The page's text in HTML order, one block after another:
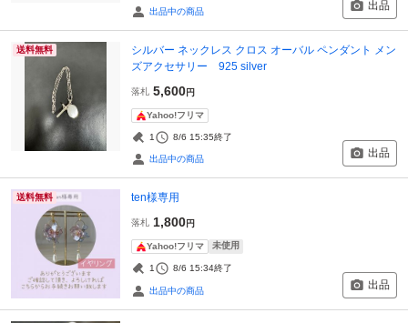
出品中の商品 出品
送料無料
シルバー ネックレス クロス オーバル ペンダント メン
ズアクセサリー 925 silver
落札 5,600円
Yahoo!フリマ
1 8/6 15:35終了
出品中の商品 出品
送料無料 ten様専用
落札 1,800円
Yahoo!フリマ 未使用
1 8/6 15:34終了
出品中の商品 出品